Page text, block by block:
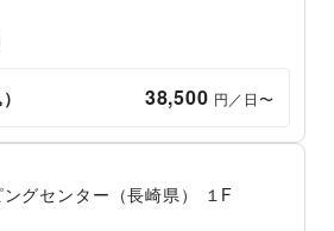
38,500 円／日〜
グセンター（長崎県） １F